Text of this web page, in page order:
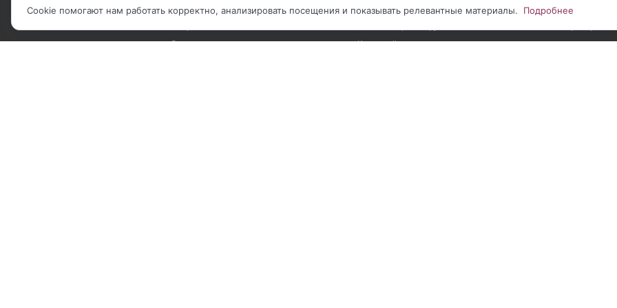
БРЕНДЫ
Рекомендательные письма
Реквизиты
Наши проекты
Карта сайта
Cookie помогают нам работать корректно, анализировать посещения и показывать релевантные материалы. Подробнее